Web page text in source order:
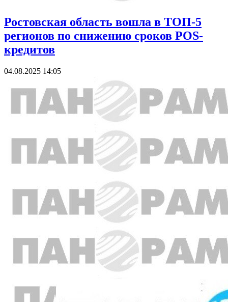
Ростовская область вошла в ТОП-5
регионов по снижению сроков POS-
кредитов
04.08.2025 14:05